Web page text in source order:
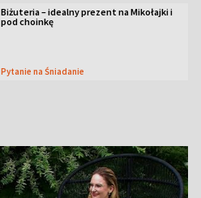
Biżuteria – idealny prezent na Mikołajki i
pod choinkę
Pytanie na Śniadanie